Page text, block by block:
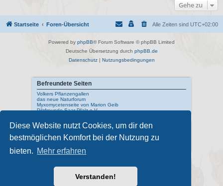
Diese Website nutzt Cookies, um dir den
bestmöglichen Komfort bei der Nutzung zu
bieten. Mehr erfahren
Verstanden!
Gehe zu
Startseite Foren-Übersicht Alle Zeiten sind UTC+02:00
Powered by phpBB® Forum Software © phpBB Limited
Deutsche Übersetzung durch phpBB.de
Datenschutz| Nutzungsbedingungen
Befreundete Seiten
Volkers Pflanzengallen
das neue Naturforum
Myxomycetenseite von Marion Geib
Pilzfreunde Saar-Pfalz e.V.
Interne Links
Mykologisches Lexikon
meine Naturfotos
Pilzfotopage - Suchmaschine
Schwarzwälder Pilzlehrschau
Deutsche Gesellschaft für Mykologie